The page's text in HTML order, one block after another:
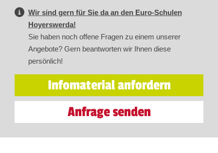
Wir sind gern für Sie da an den Euro-Schulen
Hoyerswerda!
Sie haben noch offene Fragen zu einem unserer
Angebote? Gern beantworten wir Ihnen diese
persönlich!
Infomaterial anfordern
Anfrage senden